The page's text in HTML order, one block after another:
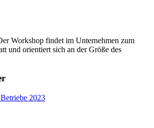
Workshop findet im Unternehmen zum
und orientiert sich an der Größe des
2023